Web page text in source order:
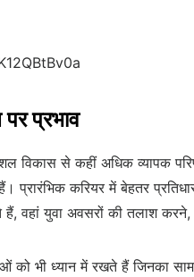
प्रभाव
विकास से कहीं अधिक व्यापक
करियर में बेहतर
वहां युवा अवसरों की तलाश
को भी ध्यान में रखते हैं जिनका